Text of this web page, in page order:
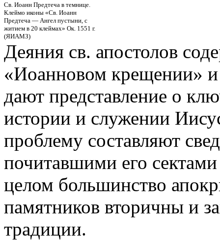
Св. Иоанн Предтеча в темнице.
Клеймо иконы «Св. Иоанн
Предтеча — Ангел пустыни, с
житием в 20 клеймах» Ок. 1551 г.
(ЯИАМЗ)
Деяния св. апостолов
«Иоанновом крещении»
дают представление о
истории и служении
проблему составляют
почитавшими его
целом большинство
памятников вторичны и
традиции.